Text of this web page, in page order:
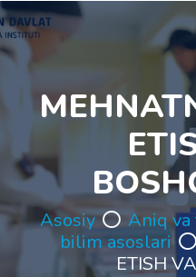
Asosiy Aniq
bilim asoslari
ETISH